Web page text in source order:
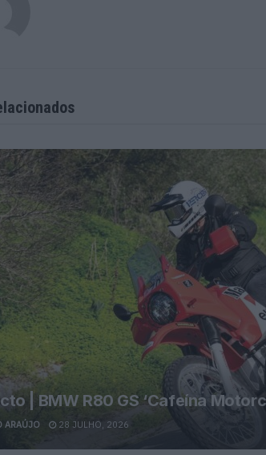
| BMW R80 GS ‘Cafeína
ARAÚJO 28 JULHO, 2026